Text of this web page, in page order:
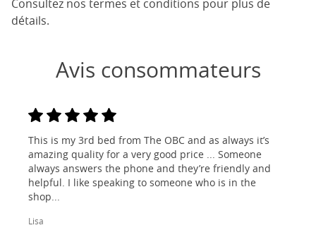
Consultez nos termes et conditions pour plus de
détails.
Avis consommateurs
This is my 3rd bed from The OBC and as always it’s
amazing quality for a very good price ... Someone
always answers the phone and they’re friendly and
helpful. I like speaking to someone who is in the
shop...
Lisa